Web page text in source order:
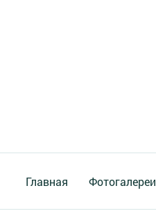
Главная Фотогалереи